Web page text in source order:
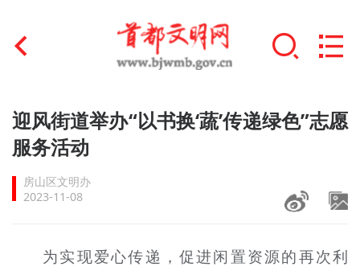
首页
文明创建
文明实践
未成年人思想道德建设
迎风街道举办“以书换‘蔬’传递绿色”志愿
服务活动
房山区文明办
2023-11-08
为实现爱心传递，促进闲置资源的再次利